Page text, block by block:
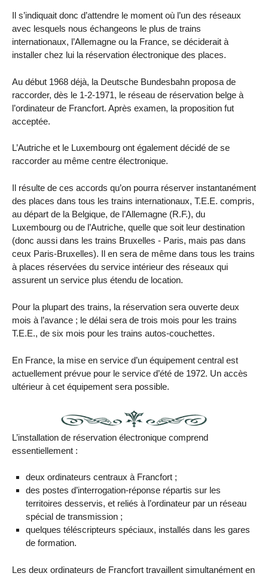
Il s’indiquait donc d’attendre le moment où l’un des réseaux
avec lesquels nous échangeons le plus de trains
internationaux, l’Allemagne ou la France, se déciderait à
installer chez lui la réservation électronique des places.
Au début 1968 déjà, la Deutsche Bundesbahn proposa de
raccorder, dès le 1-2-1971, le réseau de réservation belge à
l’ordinateur de Francfort. Après examen, la proposition fut
acceptée.
L’Autriche et le Luxembourg ont également décidé de se
raccorder au même centre électronique.
Il résulte de ces accords qu’on pourra réserver instantanément
des places dans tous les trains internationaux, T.E.E. compris,
au départ de la Belgique, de l’Allemagne (R.F.), du
Luxembourg ou de l’Autriche, quelle que soit leur destination
(donc aussi dans les trains Bruxelles - Paris, mais pas dans
ceux Paris-Bruxelles). Il en sera de même dans tous les trains
à places réservées du service intérieur des réseaux qui
assurent un service plus étendu de location.
Pour la plupart des trains, la réservation sera ouverte deux
mois à l’avance ; le délai sera de trois mois pour les trains
T.E.E., de six mois pour les trains autos-couchettes.
En France, la mise en service d’un équipement central est
actuellement prévue pour le service d’été de 1972. Un accès
ultérieur à cet équipement sera possible.
L’installation de réservation électronique comprend
essentiellement :
deux ordinateurs centraux à Francfort ;
des postes d’interrogation-réponse répartis sur les
territoires desservis, et reliés à l’ordinateur par un réseau
spécial de transmission ;
quelques téléscripteurs spéciaux, installés dans les gares
de formation.
Les deux ordinateurs de Francfort travaillent simultanément en